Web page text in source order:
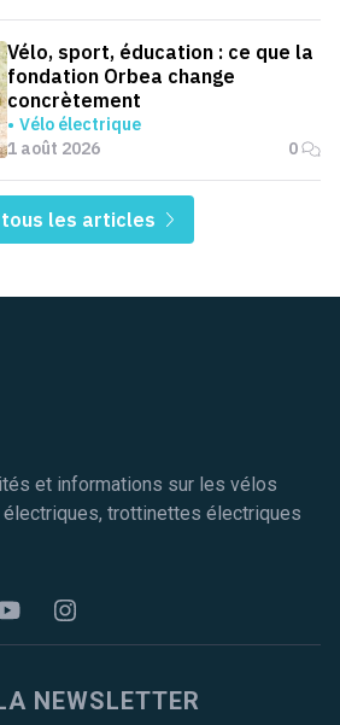
Vélo, sport, éducation : ce que la
fondation Orbea change
concrètement
Vélo électrique
1 août 2026
0
tous les articles
et informations sur les vélos
trottinettes électriques
Instagram
NEWSLETTER